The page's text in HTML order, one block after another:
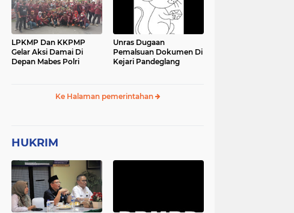
LPKMP Dan KKPMP
Gelar Aksi Damai Di
Depan Mabes Polri
Unras Dugaan
Pemalsuan Dokumen Di
Kejari Pandeglang
Ke Halaman pemerintahan
HUKRIM